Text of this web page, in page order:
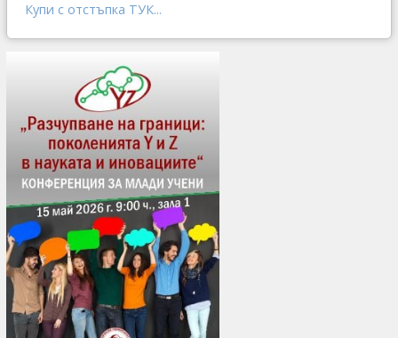
Купи с отстъпка ТУК...